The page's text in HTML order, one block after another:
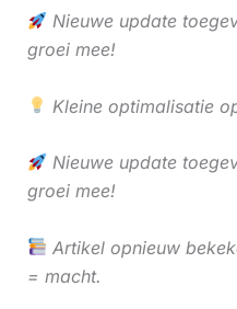
Nieuwe update
groei mee!
Kleine optimalisatie
Nieuwe update
groei mee!
Artikel opnieuw
= macht.